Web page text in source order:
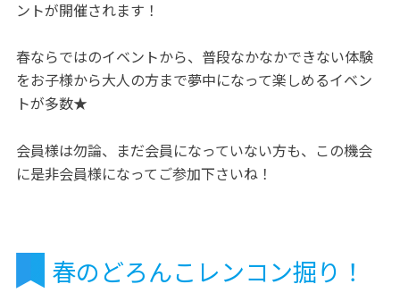
ントが開催されます！
春ならではのイベントから、普段なかなかできない体験
をお子様から大人の方まで夢中になって楽しめるイベン
トが多数★
会員様は勿論、まだ会員になっていない方も、この機会
に是非会員様になってご参加下さいね！
春のどろんこレンコン掘り！